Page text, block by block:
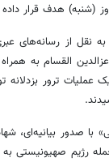
(شنبه) هدف قرار
نقل از رسانه‌های
القسام به
عملیات ترور
با صدور بیانیه‌ای،
رژیم صهیونیستی